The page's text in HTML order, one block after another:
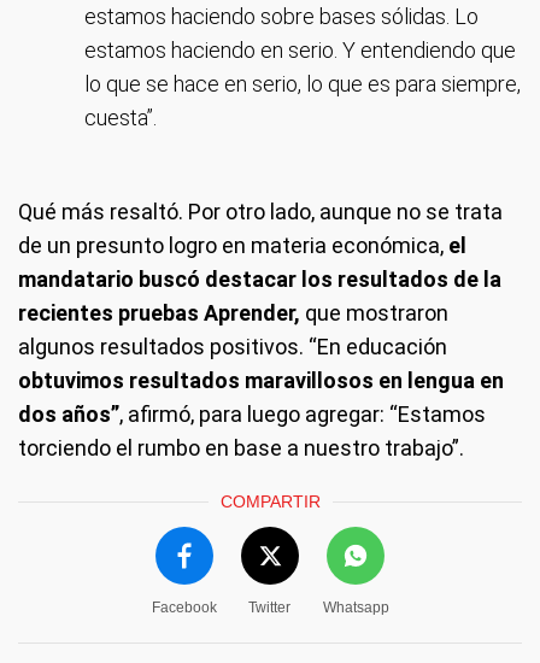
estamos haciendo sobre bases sólidas. Lo
estamos haciendo en serio. Y entendiendo que
lo que se hace en serio, lo que es para siempre,
cuesta”.
Qué más resaltó. Por otro lado, aunque no se trata
de un presunto logro en materia económica, el
mandatario buscó destacar los resultados de la
recientes pruebas Aprender, que mostraron
algunos resultados positivos. “En educación
obtuvimos resultados maravillosos en lengua en
dos años”, afirmó, para luego agregar: “Estamos
torciendo el rumbo en base a nuestro trabajo”.
COMPARTIR
Facebook Twitter Whatsapp